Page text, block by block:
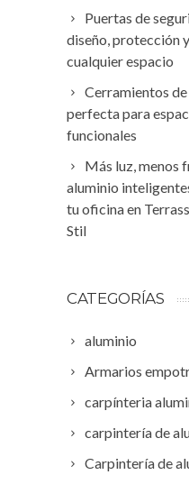
Puertas de
diseño, protección
cualquier espacio
Cerramientos
perfecta para
funcionales
Más luz, menos
aluminio
tu oficina en
Stil
CATEGORÍAS
aluminio
Armarios
carpínteria
carpintería de
Carpintería de